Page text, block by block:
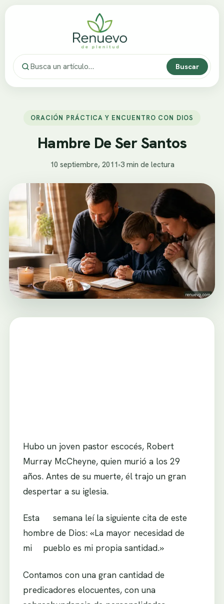
Buscar
ORACIÓN PRÁCTICA Y ENCUENTRO CON DIOS
Hambre De Ser Santos
10 septiembre, 2011•3 min de lectura
Hubo un joven pastor escocés, Robert
Murray McCheyne, quien murió a los 29
años. Antes de su muerte, él trajo un gran
despertar a su iglesia.
Esta semana leí la siguiente cita de este
hombre de Dios: «La mayor necesidad de
mi pueblo es mi propia santidad.»
Contamos con una gran cantidad de
predicadores elocuentes, con una